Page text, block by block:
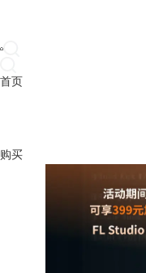
首页
购买